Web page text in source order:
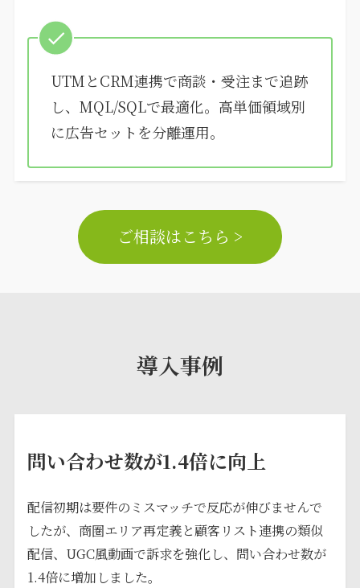
UTMとCRM連携で商談・受注まで追跡
し、MQL/SQLで最適化。高単価領域別
に広告セットを分離運用。
ご相談はこちら >
導入事例
問い合わせ数が1.4倍に向上
配信初期は要件のミスマッチで反応が伸びませんで
したが、商圏エリア再定義と顧客リスト連携の類似
配信、UGC風動画で訴求を強化し、問い合わせ数が
1.4倍に増加しました。